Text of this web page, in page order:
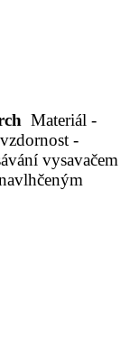
Materiál -
-
vysavačem